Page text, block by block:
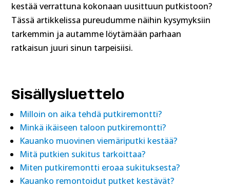
kestää verrattuna kokonaan uusittuun putkistoon?
Tässä artikkelissa pureudumme näihin kysymyksiin
tarkemmin ja autamme löytämään parhaan
ratkaisun juuri sinun tarpeisiisi.
Sisällysluettelo
Milloin on aika tehdä putkiremontti?
Minkä ikäiseen taloon putkiremontti?
Kauanko muovinen viemäriputki kestää?
Mitä putkien sukitus tarkoittaa?
Miten putkiremontti eroaa sukituksesta?
Kauanko remontoidut putket kestävät?